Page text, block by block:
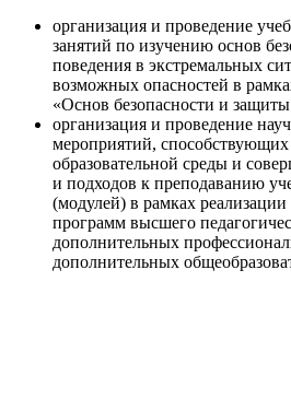
организация и проведение
занятий по изучению основ
поведения в экстремальных
возможных опасностей в
«Основ безопасности и
организация и проведение
мероприятий,
образовательной среды и
и подходов к преподаванию
(модулей) в рамках реализации
программ высшего
дополнительных
дополнительных